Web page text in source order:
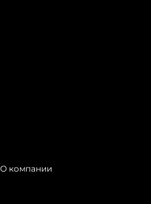
О компании